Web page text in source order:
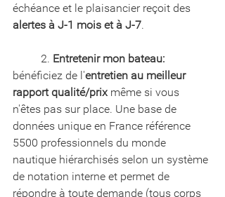
échéance et le plaisancier reçoit des
alertes à J-1 mois et à J-7.
	2.
Entretenir mon bateau:
bénéficiez de l'entretien au meilleur
rapport qualité/prix même si vous
n'êtes pas sur place. Une base de
données unique en France référence
5500 professionnels du monde
nautique hiérarchisés selon un système
de notation interne et permet de
répondre à toute demande (tous corps